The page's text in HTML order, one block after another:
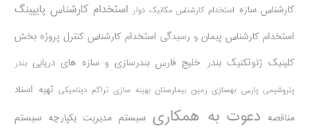
کارشناس سازه استخدام کارشناس مکانیک دوار استخدام کارشناس پایپینگ
استخدام کارشناس پیمان و رسیدگی استخدام کارشناس کنترل پروژه بخش
کلینیک ژئوتکنیک بندر خلیج فارس بندرسازی و سازه های دریایی بندر
پتروشیمی پارس بهسازی زمین بیمارستان بهینه سازی تراکم دینامیکی تهیه اسناد
مناقصه دعوت به همکاری سیستم مدیریت یکپارچه سیستم